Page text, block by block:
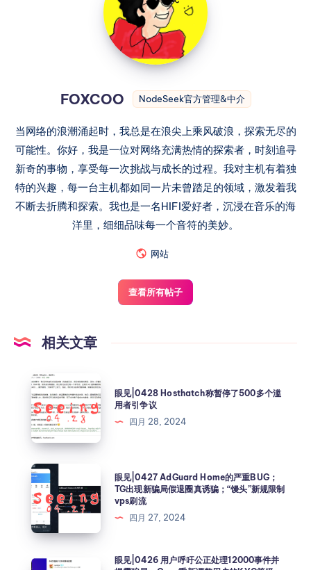
FOXCOO NodeSeek官方管理&中介
当网络的浪潮涌起时，我总是在浪尖上乘风破浪，探索无尽的
可能性。你好，我是一位对网络充满热情的探索者，时刻追寻
新奇的事物，享受每一次挑战与成长的过程。我对主机有着独
特的兴趣，每一台主机都如同一片未曾踏足的领域，激发着我
不断去折腾和探索。我也是一名HIFI爱好者，沉浸在音乐的海
洋里，细细品味每一个音符的美妙。
网站
查看所有帖子
相关文章
眼见|0428 Hosthatch称暂停了500多个滥
用者引争议
四月 28, 2024
眼见|0427 AdGuard Home的严重BUG；
TG出现新骗局假退圈真诱骗；“馒头”新规限制
vps刷流
四月 27, 2024
眼见|0426 用户呼吁公正处理12000事件并